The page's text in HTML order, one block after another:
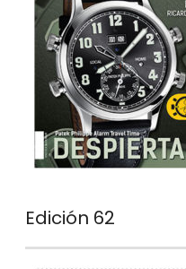
Edición 62